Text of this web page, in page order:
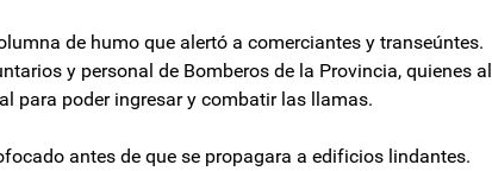
de humo que alertó a comerciantes y transeúntes.
y personal de Bomberos de la Provincia, quienes al
para poder ingresar y combatir las llamas.
antes de que se propagara a edificios lindantes.